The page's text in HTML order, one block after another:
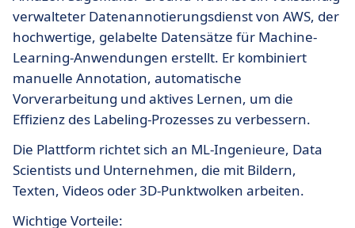
verwalteter Datenannotierungsdienst von AWS, der
hochwertige, gelabelte Datensätze für Machine-
Learning-Anwendungen erstellt. Er kombiniert
manuelle Annotation, automatische
Vorverarbeitung und aktives Lernen, um die
Effizienz des Labeling-Prozesses zu verbessern.
Die Plattform richtet sich an ML-Ingenieure, Data
Scientists und Unternehmen, die mit Bildern,
Texten, Videos oder 3D-Punktwolken arbeiten.
Wichtige Vorteile: